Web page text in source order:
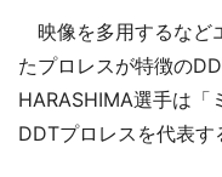
映像を多用するなど
たプロレスが特徴の
HARASHIMA選手は「
DDTプロレスを代表す